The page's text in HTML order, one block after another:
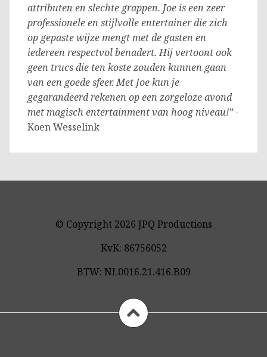
attributen en slechte grappen. Joe is een zeer
professionele en stijlvolle entertainer die zich
op gepaste wijze mengt met de gasten en
iedereen respectvol benadert. Hij vertoont ook
geen trucs die ten koste zouden kunnen gaan
van een goede sfeer. Met Joe kun je
gegarandeerd rekenen op een zorgeloze avond
met magisch entertainment van hoog niveau!”-
Koen Wesselink
© Copyright 2026 JPQ Productions
KvK: 86756052
BTW: NL0016.21.416.B09